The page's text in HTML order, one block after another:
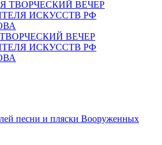
ВЕЧЕР
ИСКУССТВ РФ
песни и пляски Вооруженных